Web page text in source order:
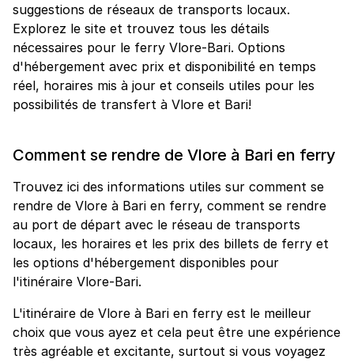
suggestions de réseaux de transports locaux.
Explorez le site et trouvez tous les détails
nécessaires pour le ferry Vlore-Bari. Options
d'hébergement avec prix et disponibilité en temps
réel, horaires mis à jour et conseils utiles pour les
possibilités de transfert à Vlore et Bari!
Comment se rendre de Vlore à Bari en ferry
Trouvez ici des informations utiles sur comment se
rendre de Vlore à Bari en ferry, comment se rendre
au port de départ avec le réseau de transports
locaux, les horaires et les prix des billets de ferry et
les options d'hébergement disponibles pour
l'itinéraire Vlore-Bari.
L'itinéraire de Vlore à Bari en ferry est le meilleur
choix que vous ayez et cela peut être une expérience
très agréable et excitante, surtout si vous voyagez